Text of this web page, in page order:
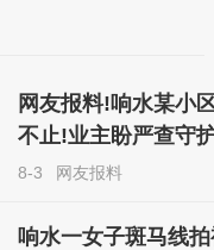
网友报料!响水某小
不止!业主盼严查守
8-3 网友报料
响水一女子斑马线